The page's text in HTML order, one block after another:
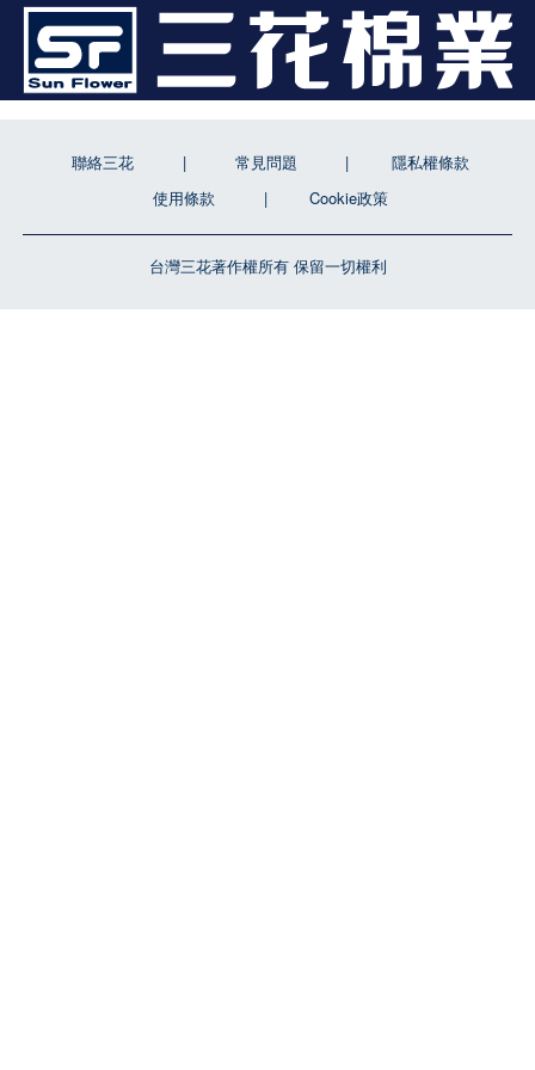
台灣三花著作權所有 保留一切權利
聯絡三花 常見問題
隱私權條款
使用條款
Cookie政策